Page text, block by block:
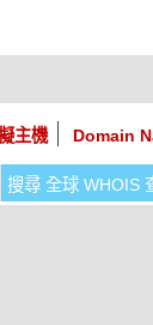
主機 Domain
搜尋 全球 WHOIS